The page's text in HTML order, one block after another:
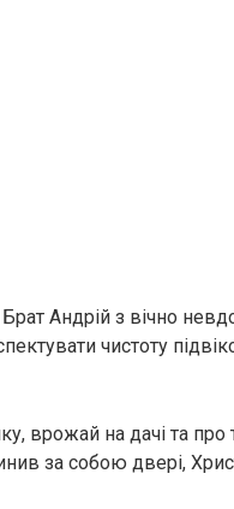
Брат Андрій з вічно
чистоту
врожай на дачі та про
за собою двері,